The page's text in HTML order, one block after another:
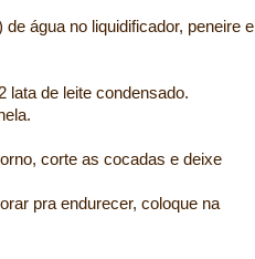
água no liquidificador, peneire e
lata de leite condensado.
corte as cocadas e deixe
pra endurecer, coloque na